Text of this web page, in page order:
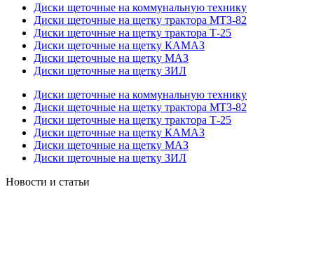
Диски щеточные на коммунальную технику
Диски щеточные на щетку трактора МТЗ-82
Диски щеточные на щетку трактора Т-25
Диски щеточные на щетку КАМАЗ
Диски щеточные на щетку МАЗ
Диски щеточные на щетку ЗИЛ
Диски щеточные на коммунальную технику
Диски щеточные на щетку трактора МТЗ-82
Диски щеточные на щетку трактора Т-25
Диски щеточные на щетку КАМАЗ
Диски щеточные на щетку МАЗ
Диски щеточные на щетку ЗИЛ
Новости и статьи